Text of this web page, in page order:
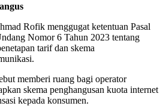
Rofik menggugat ketentuan Pasal
Nomor 6 Tahun 2023 tentang
tarif dan skema
memberi ruang bagi operator
skema penghangusan kuota internet
kepada konsumen.